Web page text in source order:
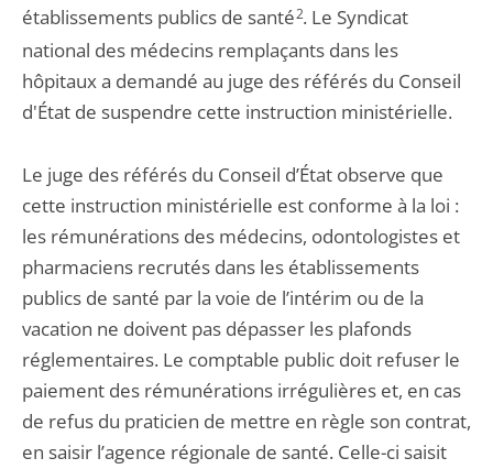
établissements publics de santé2. Le Syndicat
national des médecins remplaçants dans les
hôpitaux a demandé au juge des référés du Conseil
d'État de suspendre cette instruction ministérielle.
Le juge des référés du Conseil d’État observe que
cette instruction ministérielle est conforme à la loi :
les rémunérations des médecins, odontologistes et
pharmaciens recrutés dans les établissements
publics de santé par la voie de l’intérim ou de la
vacation ne doivent pas dépasser les plafonds
réglementaires. Le comptable public doit refuser le
paiement des rémunérations irrégulières et, en cas
de refus du praticien de mettre en règle son contrat,
en saisir l’agence régionale de santé. Celle-ci saisit